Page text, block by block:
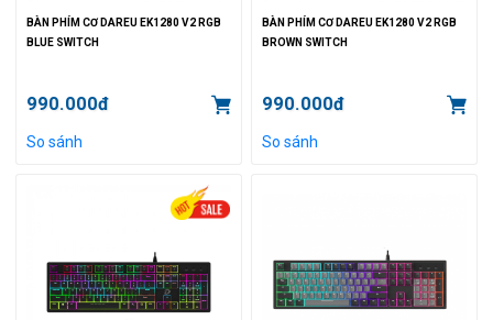
BÀN PHÍM CƠ DAREU EK1280 V2 RGB
BLUE SWITCH
990.000đ
So sánh
BÀN PHÍM CƠ DAREU EK1280 V2 RGB
BROWN SWITCH
990.000đ
So sánh